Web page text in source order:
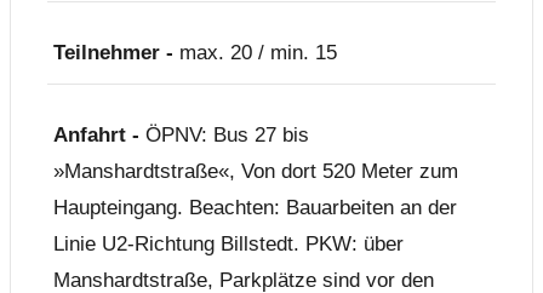
Teilnehmer - max. 20 / min. 15
Anfahrt - ÖPNV: Bus 27 bis
»Manshardtstraße«, Von dort 520 Meter zum
Haupteingang. Beachten: Bauarbeiten an der
Linie U2-Richtung Billstedt. PKW: über
Manshardtstraße, Parkplätze sind vor den